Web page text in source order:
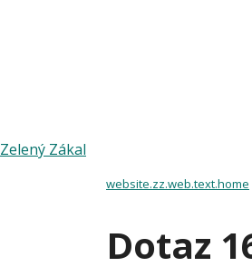
Zelený Zákal
website.zz.web.text.home
Dotaz